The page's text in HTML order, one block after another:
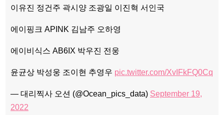
이유진 정건주 곽시양 조광일 이진혁 서인국
에이핑크 APINK 김남주 오하영
에이비식스 AB6IX 박우진 전웅
윤균상 박성웅 조이현 추영우 pic.twitter.com/XvIFkFQ0Cq
— 대리찍사 오션 (@Ocean_pics_data) September 19,
2022